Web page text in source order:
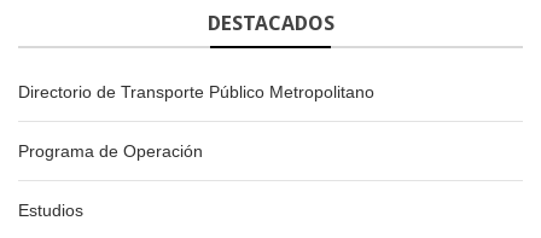
DESTACADOS
Directorio de Transporte Público Metropolitano
Programa de Operación
Estudios